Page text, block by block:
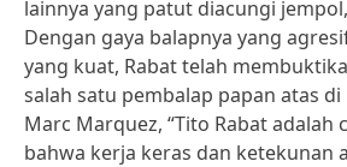
lainnya yang patut diacungi
Dengan gaya balapnya yang
yang kuat, Rabat telah
salah satu pembalap papan atas
Marc Marquez, “Tito Rabat adalah
bahwa kerja keras dan ketekunan